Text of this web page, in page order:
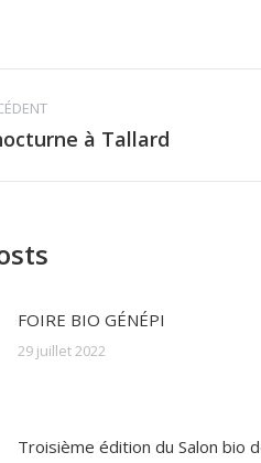
à Tallard
FOIRE BIO GÉNÉPI
29 juillet 2022
Troisième édition du Salon bio